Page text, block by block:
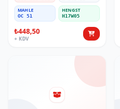
MAHLE
OC 51
HENGST
H17W05
₺448,50
+ KDV